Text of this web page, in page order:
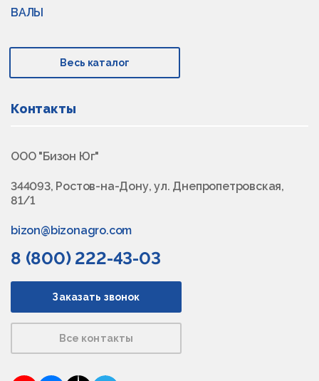
ВАЛЫ
Весь каталог
Контакты
ООО "Бизон Юг"
344093, Ростов-на-Дону, ул. Днепропетровская,
81/1
bizon@bizonagro.com
8 (800) 222-43-03
Заказать звонок
Все контакты